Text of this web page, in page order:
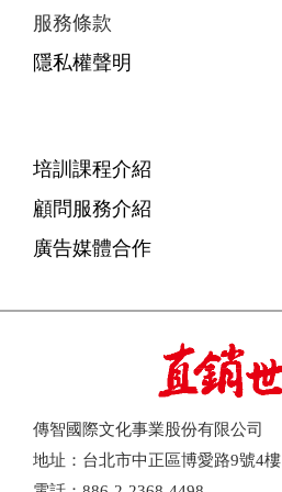
服務條款
隱私權聲明
培訓課程介紹
顧問服務介紹
廣告媒體合作
傳智國際文化事業股份有限公司
地址：台北市中正區博愛路9號4樓